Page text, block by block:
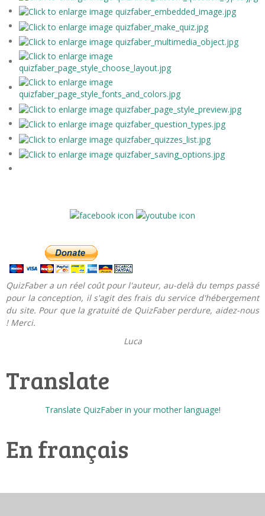
QuizFaber a un réel coût pour l'auteur, au-delà du temps passé
pour la conception, il s'agit des frais du service d'hébergement
du site. Pour que la gratuité de QuizFaber perdure, aidez-nous
! Merci.
Luca
Translate
Translate QuizFaber in your mother language!
En français